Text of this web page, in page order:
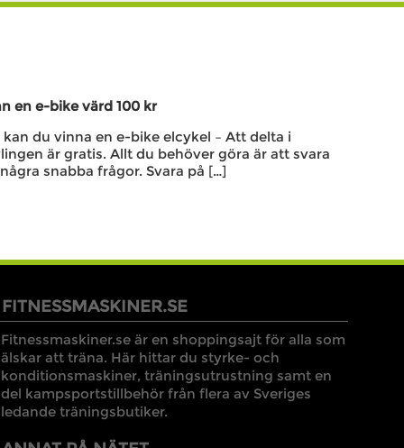
en e-bike värd 100 kr
kan du vinna en e-bike elcykel – Att delta i
är gratis. Allt du behöver göra är att svara
snabba frågor. Svara på […]
FITNESSMASKINER.SE
Fitnessmaskiner.se är en shoppingsajt för alla som
älskar att träna. Här hittar du styrke- och
konditionsmaskiner, träningsutrustning samt en
del kampsportstillbehör från flera av Sveriges
ledande träningsbutiker.